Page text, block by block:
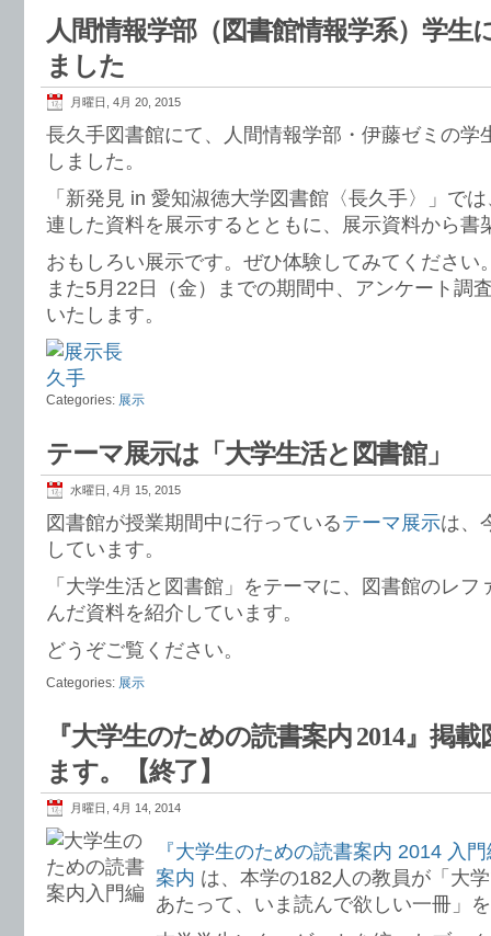
人間情報学部（図書館情報学系）学生
ました
月曜日, 4月 20, 2015
長久手図書館にて、人間情報学部・伊藤ゼミの学
しました。
「新発見 in 愛知淑徳大学図書館〈長久手〉」で
連した資料を展示するとともに、展示資料から書
おもしろい展示です。ぜひ体験してみてください
また5月22日（金）までの期間中、アンケート調
いたします。
Categories: 展示
テーマ展示は「大学生活と図書館」
水曜日, 4月 15, 2015
図書館が授業期間中に行っているテーマ展示は、
しています。
「大学生活と図書館」をテーマに、図書館のレ
んだ資料を紹介しています。
どうぞご覧ください。
Categories: 展示
『大学生のための読書案内 2014』掲
ます。【終了】
月曜日, 4月 14, 2014
『大学生のための読書案内 2014 入
案内 は、本学の182人の教員が「大
あたって、いま読んで欲しい一冊」